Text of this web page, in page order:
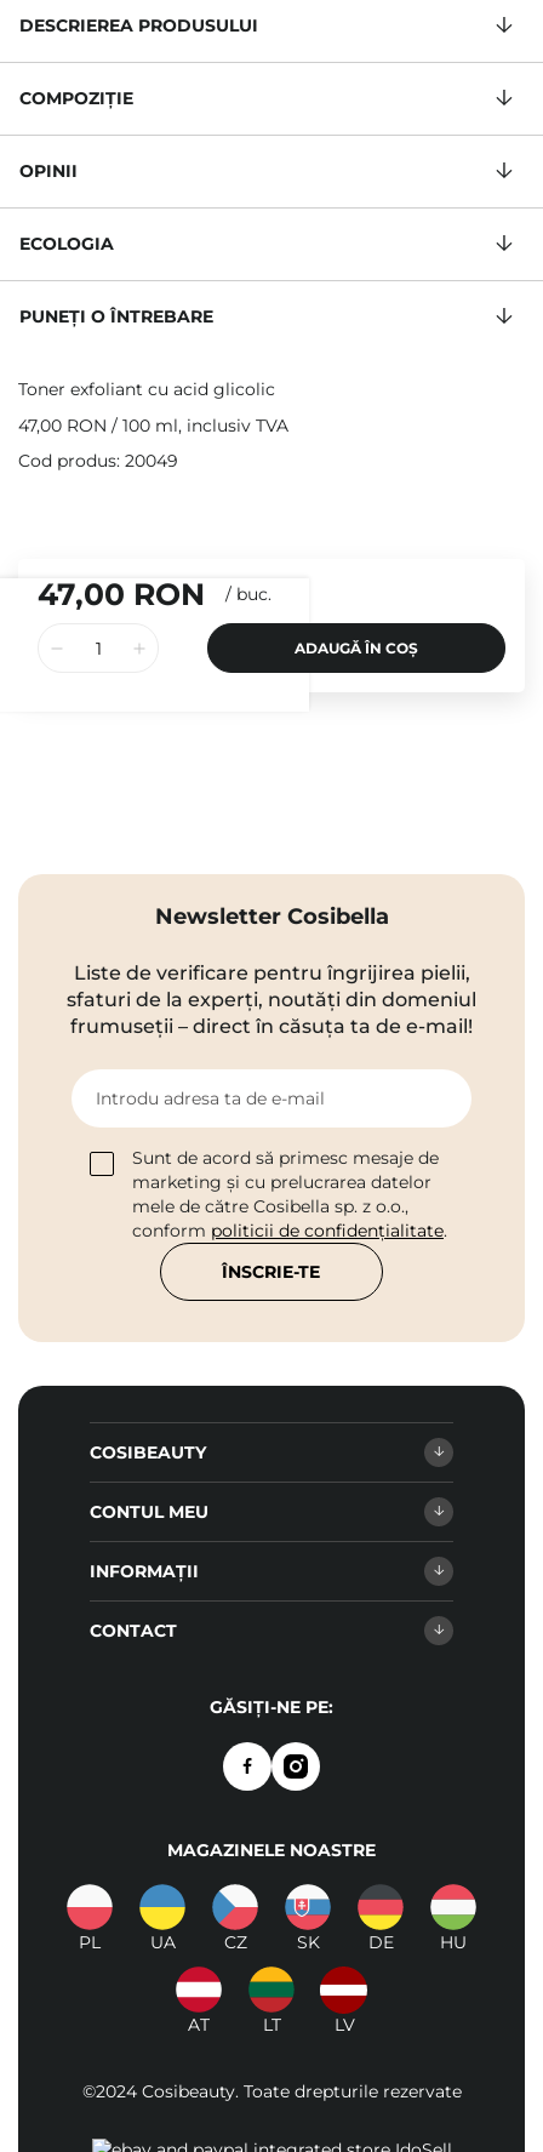
47,00 RON / buc.
ADAUGĂ ÎN COȘ
DESCRIEREA PRODUSULUI
COMPOZIŢIE
OPINII
ECOLOGIA
PUNEȚI O ÎNTREBARE
Toner exfoliant cu acid glicolic
47,00 RON / 100 ml, inclusiv TVA
Cod produs: 20049
Newsletter Cosibella
Liste de verificare pentru îngrijirea pielii,
sfaturi de la experți, noutăți din domeniul
frumuseții – direct în căsuța ta de e-mail!
Introdu adresa ta de e-mail
Sunt de acord să primesc mesaje de
marketing și cu prelucrarea datelor
mele de către Cosibella sp. z o.o.,
conform politicii de confidențialitate.
ÎNSCRIE-TE
COSIBEAUTY
CONTUL MEU
INFORMAȚII
CONTACT
GĂSIȚI-NE PE:
MAGAZINELE NOASTRE
PL UA CZ SK DE HU
AT LT LV
©2024 Cosibeauty. Toate drepturile rezervate